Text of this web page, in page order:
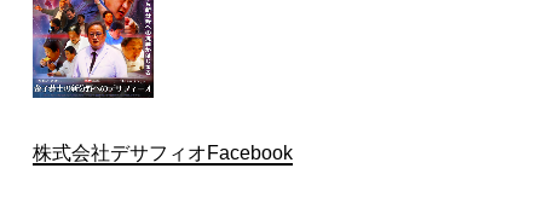
株式会社デサフィオFacebook